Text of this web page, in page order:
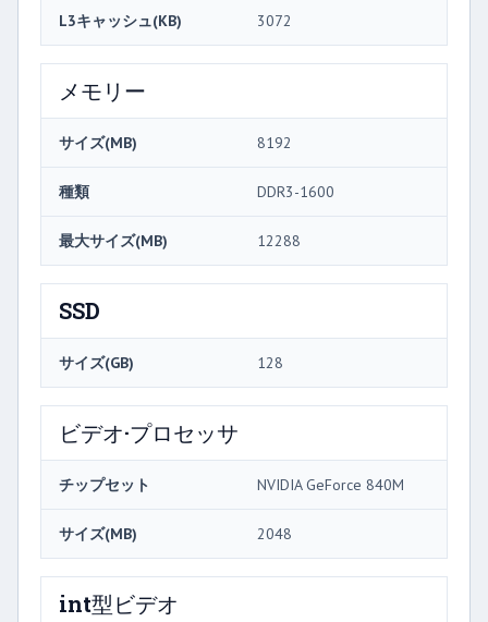
L3キャッシュ(KB) 3072
メモリー
サイズ(MB) 8192
種類 DDR3-1600
最大サイズ(MB) 12288
SSD
サイズ(GB) 128
ビデオ·プロセッサ
チップセット NVIDIA GeForce 840M
サイズ(MB) 2048
int型ビデオ